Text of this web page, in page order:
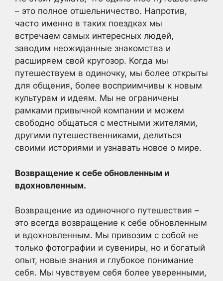
– это полное отшельничество. Напротив,
часто именно в таких поездках мы
встречаем самых интересных людей,
заводим неожиданные знакомства и
расширяем свой кругозор. Когда мы
путешествуем в одиночку, мы более открыты
для общения, более восприимчивы к новым
культурам и идеям. Мы не ограничены
рамками привычной компании и можем
свободно общаться с местными жителями,
другими путешественниками, делиться
своими историями и узнавать новое о мире.
Возвращение к себе обновленным и
вдохновленным.
Возвращение из одиночного путешествия –
это всегда возвращение к себе обновленным
и вдохновленным. Мы привозим с собой не
только фотографии и сувениры, но и богатый
опыт, новые знания и глубокое понимание
себя. Мы чувствуем себя более уверенными,